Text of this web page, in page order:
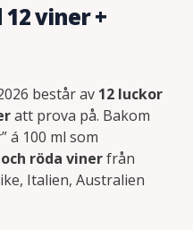
viner +
består av 12 luckor
att prova på. Bakom
á 100 ml som
röda vinerfrån
Italien, Australien